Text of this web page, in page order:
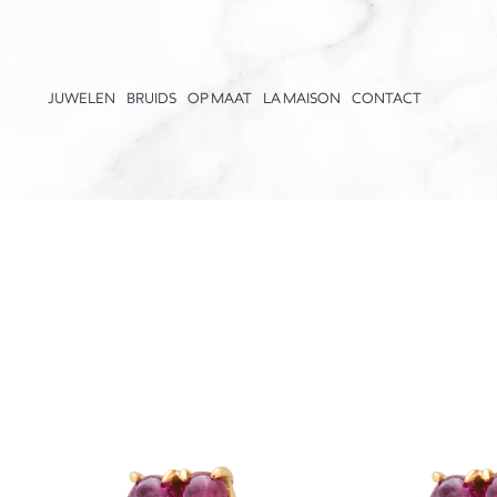
JUWELEN BRUIDS OP MAAT LA MAISON CONTACT